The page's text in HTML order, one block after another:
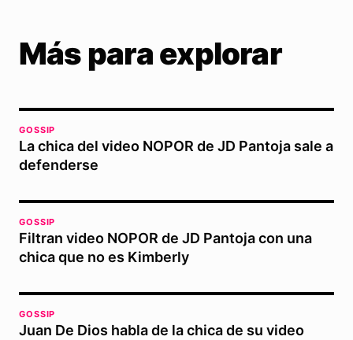
Más para explorar
GOSSIP
La chica del video NOPOR de JD Pantoja sale a
defenderse
GOSSIP
Filtran video NOPOR de JD Pantoja con una
chica que no es Kimberly
GOSSIP
Juan De Dios habla de la chica de su video